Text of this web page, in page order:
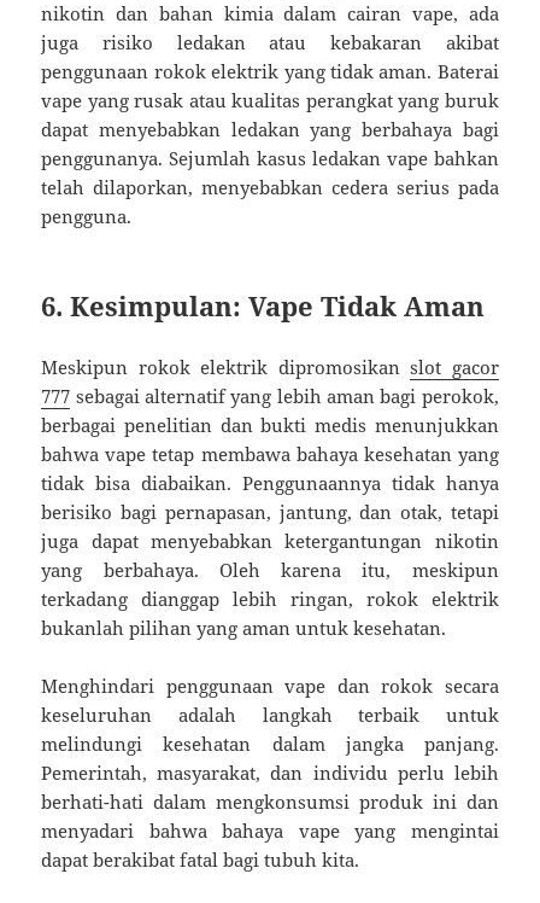
nikotin dan bahan kimia dalam cairan vape, ada
juga risiko ledakan atau kebakaran akibat
penggunaan rokok elektrik yang tidak aman. Baterai
vape yang rusak atau kualitas perangkat yang buruk
dapat menyebabkan ledakan yang berbahaya bagi
penggunanya. Sejumlah kasus ledakan vape bahkan
telah dilaporkan, menyebabkan cedera serius pada
pengguna.
6.Kesimpulan: Vape Tidak Aman
Meskipun rokok elektrik dipromosikanslot gacor
777 sebagai alternatif yang lebih aman bagi perokok,
berbagai penelitian dan bukti medis menunjukkan
bahwa vape tetap membawa bahaya kesehatan yang
tidak bisa diabaikan. Penggunaannya tidak hanya
berisiko bagi pernapasan, jantung, dan otak, tetapi
juga dapat menyebabkan ketergantungan nikotin
yang berbahaya. Oleh karena itu, meskipun
terkadang dianggap lebih ringan, rokok elektrik
bukanlah pilihan yang aman untuk kesehatan.
Menghindari penggunaan vape dan rokok secara
keseluruhan adalah langkah terbaik untuk
melindungi kesehatan dalam jangka panjang.
Pemerintah, masyarakat, dan individu perlu lebih
berhati-hati dalam mengkonsumsi produk ini dan
menyadari bahwa bahaya vape yang mengintai
dapat berakibat fatal bagi tubuh kita.